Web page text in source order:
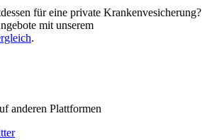
für eine private Krankenvesicherung?
mit unserem
.
anderen Plattformen